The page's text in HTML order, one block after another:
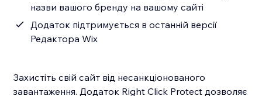
назви вашого бренду на вашому сайті
Додаток підтримується в останній версії
Редактора Wix
Захистіть свій сайт від несанкціонованого
завантаження. Додаток Right Click Protect дозволяє